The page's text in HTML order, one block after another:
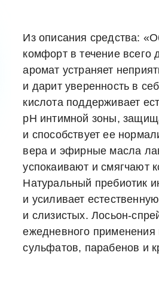
Из описания средства:
комфорт в течение всего
аромат устраняет
и дарит уверенность в
кислота поддерживает
рН интимной зоны,
и способствует ее
вера и эфирные масла
успокаивают и смягчают
Натуральный пребиотик
и усиливает
и слизистых. Лосьон-
ежедневного применения
сульфатов, парабенов и